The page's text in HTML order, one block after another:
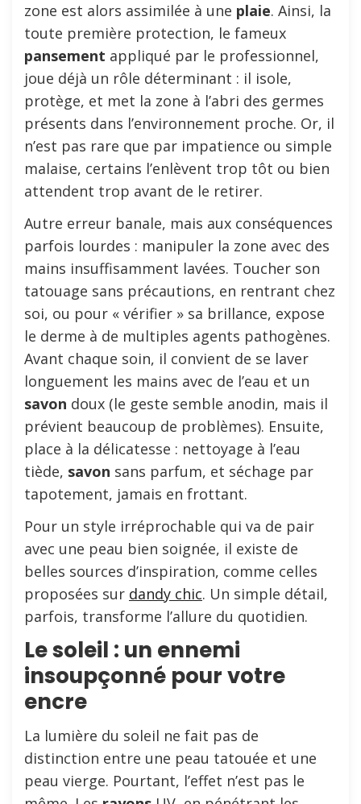
zone est alors assimilée à une plaie. Ainsi, la
toute première protection, le fameux
pansement appliqué par le professionnel,
joue déjà un rôle déterminant : il isole,
protège, et met la zone à l’abri des germes
présents dans l’environnement proche. Or, il
n’est pas rare que par impatience ou simple
malaise, certains l’enlèvent trop tôt ou bien
attendent trop avant de le retirer.
Autre erreur banale, mais aux conséquences
parfois lourdes : manipuler la zone avec des
mains insuffisamment lavées. Toucher son
tatouage sans précautions, en rentrant chez
soi, ou pour « vérifier » sa brillance, expose
le derme à de multiples agents pathogènes.
Avant chaque soin, il convient de se laver
longuement les mains avec de l’eau et un
savon doux (le geste semble anodin, mais il
prévient beaucoup de problèmes). Ensuite,
place à la délicatesse : nettoyage à l’eau
tiède, savon sans parfum, et séchage par
tapotement, jamais en frottant.
Pour un style irréprochable qui va de pair
avec une peau bien soignée, il existe de
belles sources d’inspiration, comme celles
proposées sur dandy chic. Un simple détail,
parfois, transforme l’allure du quotidien.
Le soleil : un ennemi
insoupçonné pour votre
encre
La lumière du soleil ne fait pas de
distinction entre une peau tatouée et une
peau vierge. Pourtant, l’effet n’est pas le